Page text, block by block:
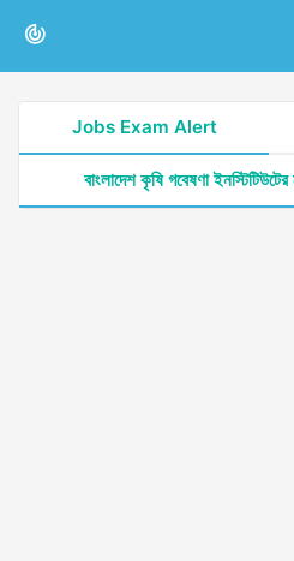
Jobs Exam Alert
বাংলাদেশ কৃষি গবেষণা